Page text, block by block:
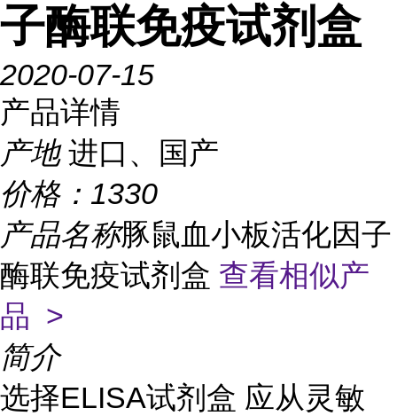
子酶联免疫试剂盒
2020-07-15
产品详情
产地 进口、国产
价格： 1330
产品名称豚鼠血小板活化因子
酶联免疫试剂盒 查看相似产
品 >
简介
选择ELISA试剂盒 应从灵敏